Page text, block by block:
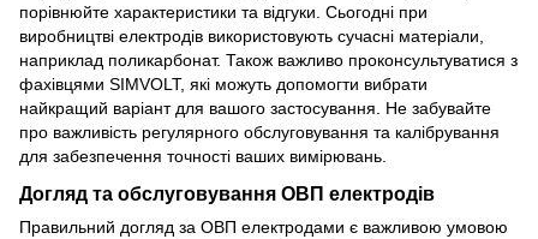
порівнюйте характеристики та відгуки. Сьогодні при
виробництві електродів використовують сучасні матеріали,
наприклад поликарбонат. Також важливо проконсультуватися з
фахівцями SIMVOLT, які можуть допомогти вибрати
найкращий варіант для вашого застосування. Не забувайте
про важливість регулярного обслуговування та калібрування
для забезпечення точності ваших вимірювань.
Догляд та обслуговування ОВП електродів
Правильний догляд за ОВП електродами є важливою умовою